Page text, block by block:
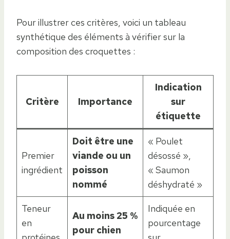
Pour illustrer ces critères, voici un tableau
synthétique des éléments à vérifier sur la
composition des croquettes :
Critère Importance
Indication
sur
étiquette
Premier
ingrédient
Doit être une
viande ou un
poisson
nommé
« Poulet
désossé »,
« Saumon
déshydraté »
Teneur
en
Au moins 25 %
pour chien
Indiquée en
pourcentage